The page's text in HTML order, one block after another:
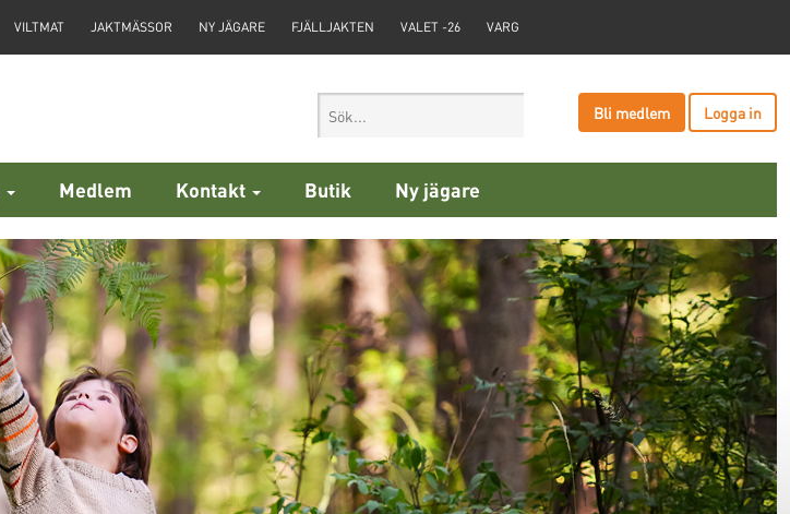
VILTMAT JAKTMÄSSOR NY JÄGARE FJÄLLJAKTEN VALET -26 VARG
Bli medlem Logga in
Medlem Kontakt Butik Ny jägare